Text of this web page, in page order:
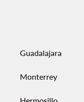
Guadalajara
Monterrey